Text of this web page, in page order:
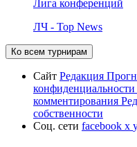
Лига конференций
ЛЧ - Top News
Ко всем турнирам
Сайт Редакция
конфиденциальности
комментирования
собственности
Соц. сети facebook x